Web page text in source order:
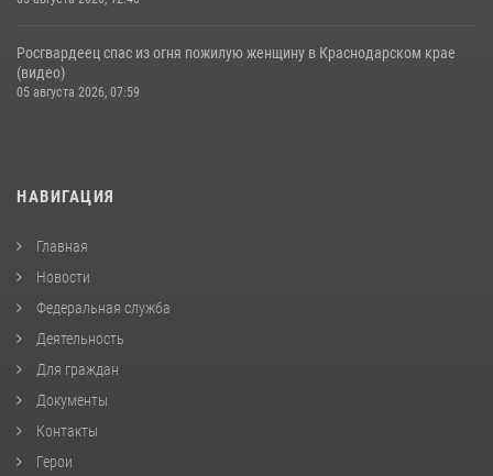
Росгвардеец спас из огня пожилую женщину в Краснодарском крае
(видео)
05 августа 2026, 07:59
НАВИГАЦИЯ
Главная
Новости
Федеральная служба
Деятельность
Для граждан
Документы
Контакты
Герои